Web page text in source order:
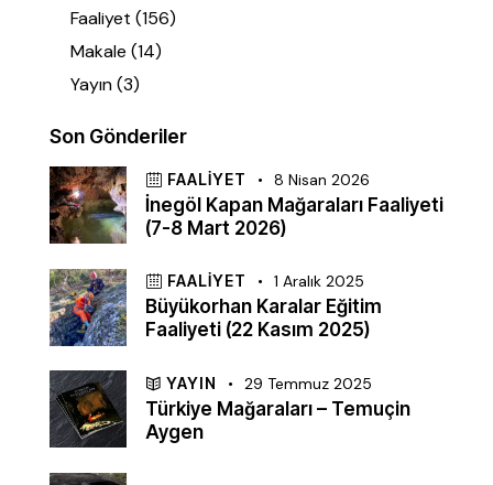
Faaliyet (156)
Makale (14)
Yayın(3)
Son Gönderiler
FAALIYET 8 Nisan 2026
İnegöl Kapan Mağaraları Faaliyeti
(7-8 Mart 2026)
FAALIYET 1 Aralık 2025
Büyükorhan Karalar Eğitim
Faaliyeti (22 Kasım 2025)
YAYIN 29 Temmuz 2025
Türkiye Mağaraları – Temuçin
Aygen